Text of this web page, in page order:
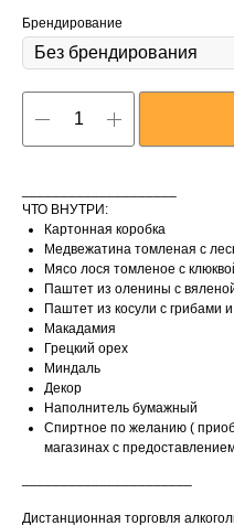
Брендирование
ЧТО ВНУТРИ:
Картонная коробка
Медвежатина томленая с
Мясо лося томленое с
Паштет из оленины с
Паштет из косули с грибами
Макадамия
Грецкий орех
Миндаль
Декор
Наполнитель бумажный
Спиртное по желанию (
магазинах с
Дистанционная торговля